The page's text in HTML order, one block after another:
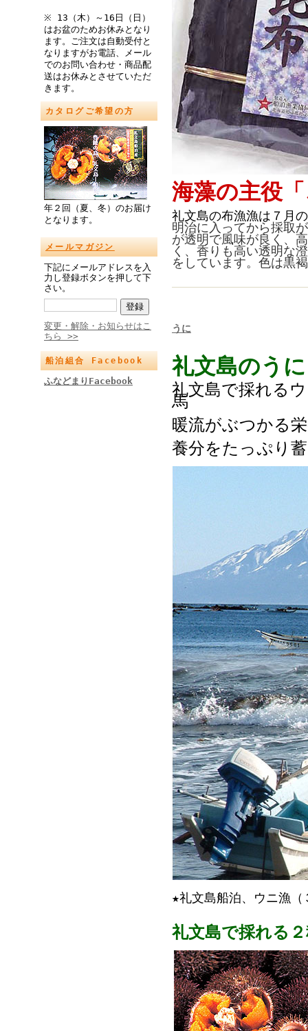
※ 13（木）～16日（日）
はお盆のためお休みとなり
ます。ご注文は自動受付と
なりますがお電話、メール
でのお問い合わせ・商品配
送はお休みとさせていただ
きます。
カタログご希望の方
年２回（夏、冬）のお届け
となります。
メールマガジン
下記にメールアドレスを入
力し登録ボタンを押して下
さい。
変更・解除・お知らせはこ
ちら >>
船泊組合 Facebook
ふなどまりFacebook
海藻の主役
礼文島の布漁漁は７月
明治に入ってから採取
が透明で風味が良く、
く、香りも高い透明な
をしています。色は黒
うに
礼文島のうに
礼文島で採れる
馬
暖流がぶつかる
養分をたっぷり
★礼文島船泊、ウニ漁（
礼文島で採れる